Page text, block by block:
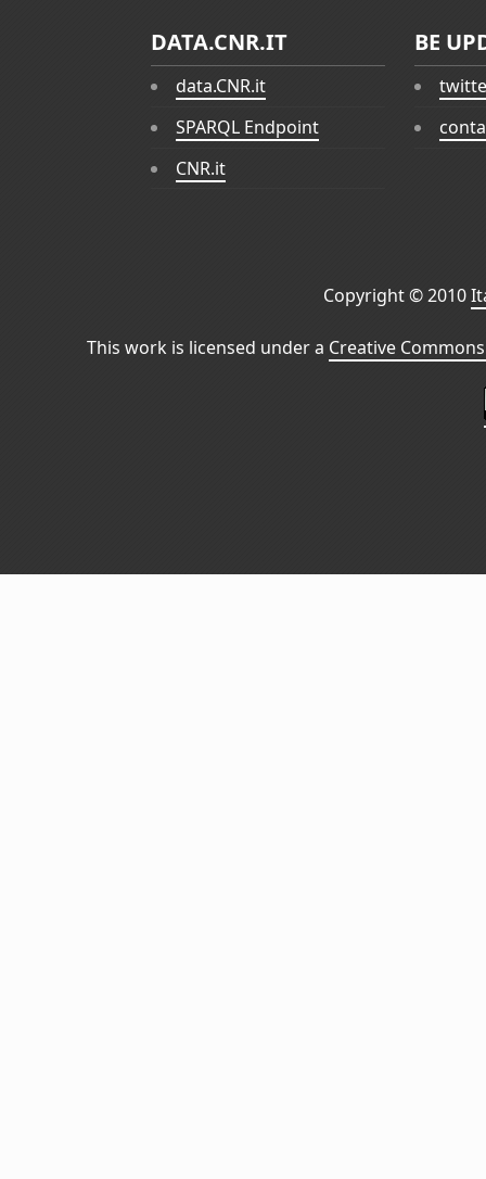
DATA.CNR.IT
data.CNR.it
SPARQL Endpoint
CNR.it
BE
Copyright © 2010
This work is licensed under a Creative